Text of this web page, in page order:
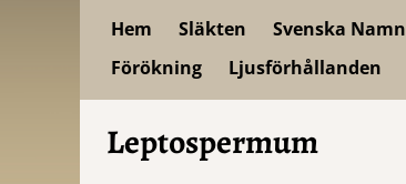
Hem Släkten Svenska Namn
Förökning
Ljusförhållanden
Leptospermum